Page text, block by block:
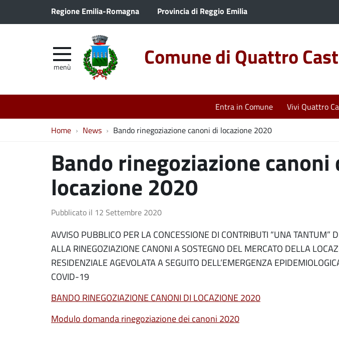
Regione Emilia-Romagna Provincia di Reggio Emilia
Comune di Quattro
menù
Entra in Comune Vivi Quattro
Home News Bando rinegoziazione canoni di locazione 2020
Bando rinegoziazione canoni
locazione 2020
Pubblicato il 12 Settembre 2020
AVVISO PUBBLICO PER LA CONCESSIONE DI CONTRIBUTI “UNA TANTUM”
ALLA RINEGOZIAZIONE CANONI A SOSTEGNO DEL MERCATO DELLA
RESIDENZIALE AGEVOLATA A SEGUITO DELL’EMERGENZA
COVID-19
BANDO RINEGOZIAZIONE CANONI DI LOCAZIONE 2020
Modulo domanda rinegoziazione dei canoni 2020